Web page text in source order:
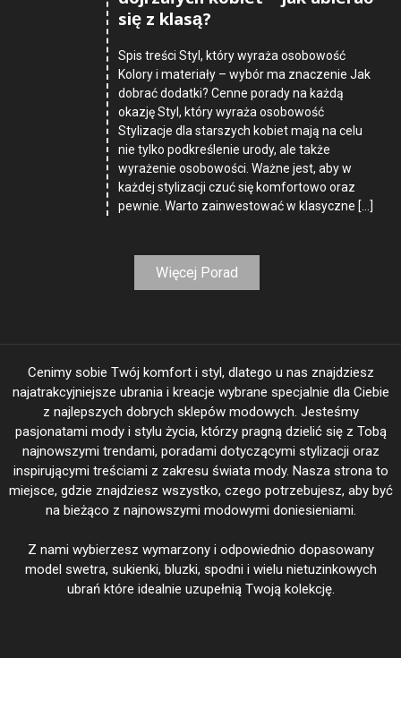
się z klasą?
Spis treści Styl, który wyraża osobowość
Kolory i materiały – wybór ma znaczenie Jak
dobrać dodatki? Cenne porady na każdą
okazję Styl, który wyraża osobowość
Stylizacje dla starszych kobiet mają na celu
nie tylko podkreślenie urody, ale także
wyrażenie osobowości. Ważne jest, aby w
każdej stylizacji czuć się komfortowo oraz
pewnie. Warto zainwestować w klasyczne […]
Więcej Porad
Cenimy sobie Twój komfort i styl, dlatego u nas znajdziesz
najatrakcyjniejsze ubrania i kreacje wybrane specjalnie dla Ciebie
z najlepszych dobrych sklepów modowych. Jesteśmy
pasjonatami mody i stylu życia, którzy pragną dzielić się z Tobą
najnowszymi trendami, poradami dotyczącymi stylizacji oraz
inspirującymi treściami z zakresu świata mody. Nasza strona to
miejsce, gdzie znajdziesz wszystko, czego potrzebujesz, aby być
na bieżąco z najnowszymi modowymi doniesieniami.
Z nami wybierzesz wymarzony i odpowiednio dopasowany
model swetra, sukienki, bluzki, spodni i wielu nietuzinkowych
ubrań które idealnie uzupełnią Twoją kolekcję.